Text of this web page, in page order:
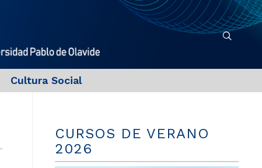
Cultura Social
CURSOS DE VERANO
2026